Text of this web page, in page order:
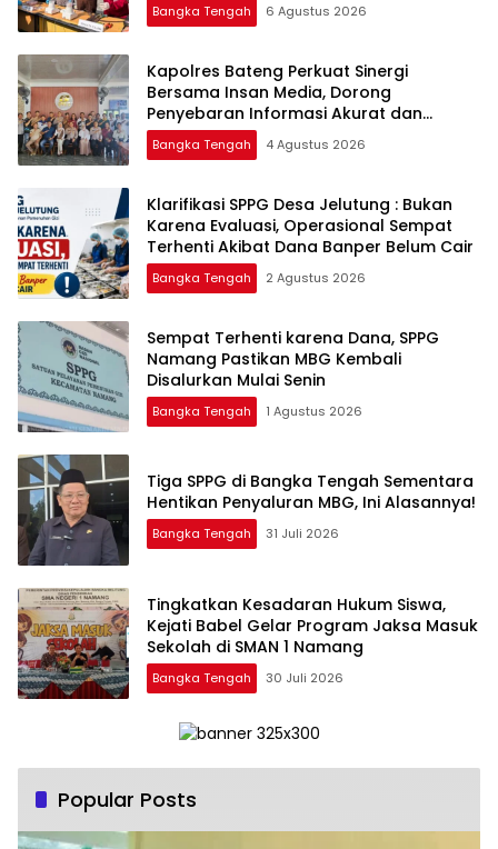
Bangka Tengah 6 Agustus 2026
‎Kapolres Bateng Perkuat Sinergi
Bersama Insan Media, Dorong
Penyebaran Informasi Akurat dan
Layanan Polri 110
Bangka Tengah 4 Agustus 2026
‎Klarifikasi SPPG Desa Jelutung : Bukan
Karena Evaluasi, Operasional Sempat
Terhenti Akibat Dana Banper Belum Cair
Bangka Tengah 2 Agustus 2026
‎Sempat Terhenti karena Dana, SPPG
Namang Pastikan MBG Kembali
Disalurkan Mulai Senin
Bangka Tengah 1 Agustus 2026
‎Tiga SPPG di Bangka Tengah Sementara
Bangka Tengah 31 Juli 2026
Tingkatkan Kesadaran Hukum Siswa,
Kejati Babel Gelar Program Jaksa Masuk
Sekolah di SMAN 1 Namang
Bangka Tengah 30 Juli 2026
Popular Posts